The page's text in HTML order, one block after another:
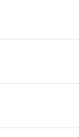
przed